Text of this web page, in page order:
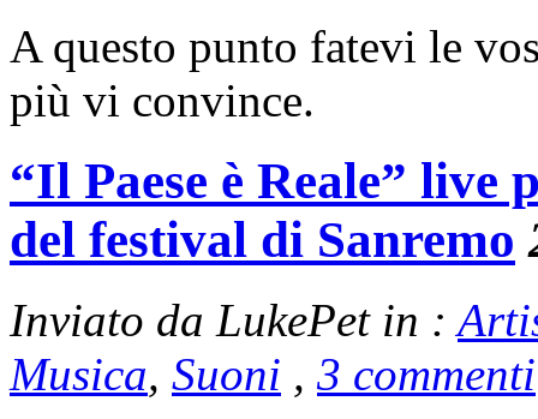
A questo punto fatevi le
più vi convince.
“Il Paese è Reale”
del festival di Sanremo
Inviato da LukePet in :
Musica, Suoni , 3 commenti